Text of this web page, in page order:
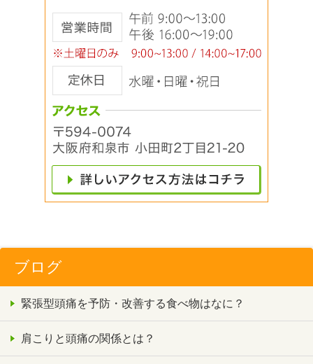
ブログ
緊張型頭痛を予防・改善する食べ物はなに？
肩こりと頭痛の関係とは？